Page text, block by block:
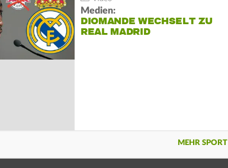
Medien:
DIOMANDE WECHSELT ZU
REAL MADRID
MEHR SPORT